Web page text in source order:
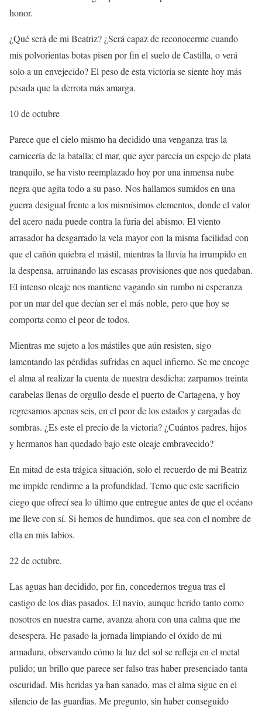
honor.
¿Qué será de mi Beatriz? ¿Será capaz de reconocerme cuando
mis polvorientas botas pisen por fin el suelo de Castilla, o verá
solo a un envejecido? El peso de esta victoria se siente hoy más
pesada que la derrota más amarga.
10 de octubre
Parece que el cielo mismo ha decidido una venganza tras la
carnicería de la batalla; el mar, que ayer parecía un espejo de plata
tranquilo, se ha visto reemplazado hoy por una inmensa nube
negra que agita todo a su paso. Nos hallamos sumidos en una
guerra desigual frente a los mismísimos elementos, donde el valor
del acero nada puede contra la furia del abismo. El viento
arrasador ha desgarrado la vela mayor con la misma facilidad con
que el cañón quiebra el mástil, mientras la lluvia ha irrumpido en
la despensa, arruinando las escasas provisiones que nos quedaban.
El intenso oleaje nos mantiene vagando sin rumbo ni esperanza
por un mar del que decían ser el más noble, pero que hoy se
comporta como el peor de todos.
Mientras me sujeto a los mástiles que aún resisten, sigo
lamentando las pérdidas sufridas en aquel infierno. Se me encoge
el alma al realizar la cuenta de nuestra desdicha: zarpamos treinta
carabelas llenas de orgullo desde el puerto de Cartagena, y hoy
regresamos apenas seis, en el peor de los estados y cargadas de
sombras. ¿Es este el precio de la victoria? ¿Cuántos padres, hijos
y hermanos han quedado bajo este oleaje embravecido?
En mitad de esta trágica situación, solo el recuerdo de mi Beatriz
me impide rendirme a la profundidad. Temo que este sacrificio
ciego que ofrecí sea lo último que entregue antes de que el océano
me lleve con sí. Si hemos de hundirnos, que sea con el nombre de
ella en mis labios.
22 de octubre.
Las aguas han decidido, por fin, concedernos tregua tras el
castigo de los días pasados. El navío, aunque herido tanto como
nosotros en nuestra carne, avanza ahora con una calma que me
desespera. He pasado la jornada limpiando el óxido de mi
armadura, observando cómo la luz del sol se refleja en el metal
pulido; un brillo que parece ser falso tras haber presenciado tanta
oscuridad. Mis heridas ya han sanado, mas el alma sigue en el
silencio de las guardias. Me pregunto, sin haber conseguido